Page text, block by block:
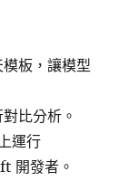
模板，讓模型
比分析。
運行
開發者。